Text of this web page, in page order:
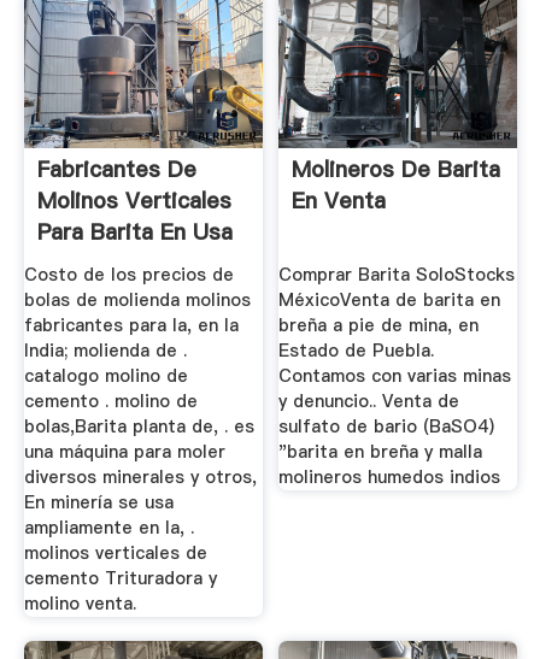
Fabricantes De
Molinos Verticales
Para Barita En Usa
Costo de los precios de
bolas de molienda molinos
fabricantes para la, en la
India; molienda de .
catalogo molino de
cemento . molino de
bolas,Barita planta de, . es
una máquina para moler
diversos minerales y otros,
En minería se usa
ampliamente en la, .
molinos verticales de
cemento Trituradora y
molino venta.
Molineros De Barita
En Venta
Comprar Barita SoloStocks
MéxicoVenta de barita en
breña a pie de mina, en
Estado de Puebla.
Contamos con varias minas
y denuncio.. Venta de
sulfato de bario (BaSO4)
"barita en breña y malla
molineros humedos indios